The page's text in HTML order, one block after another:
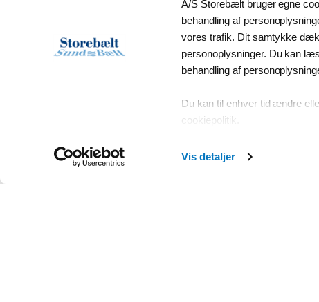
A/S Storebælt bruger egne
behandling af
vores trafik. Dit samtykke
personoplysninger. Du kan
behandling af
Du kan til enhver tid ændre
cookiepolitik.
Vis detaljer
A/S Storebælt
Storebæltsforbindelse, som består af